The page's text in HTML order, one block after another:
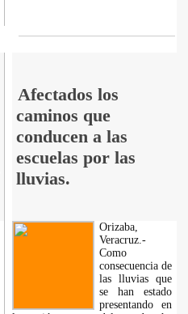
Afectados los
caminos que
conducen a las
escuelas por las
lluvias.
Orizaba,
Veracruz.-
Como
consecuencia de
las lluvias que
se han estado
presentando en